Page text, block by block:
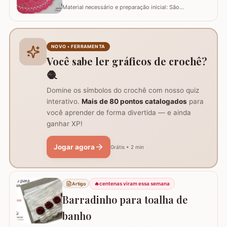
Material necessário e preparação inicial: São
do trabalho e formação do centro do tapete: Comece
com um anel mágico ou uma argola de 10…
NOVO • FERRAMENTA
Você sabe ler gráficos de crochê?
🧶
Domine os símbolos do crochê com nosso quiz
interativo. Mais de 80 pontos catalogados para
você aprender de forma divertida — e ainda
ganhar XP!
Jogar agora Grátis • 2 min
Artigo 🔥centenas viram essa semana
Barradinho para toalha de
banho